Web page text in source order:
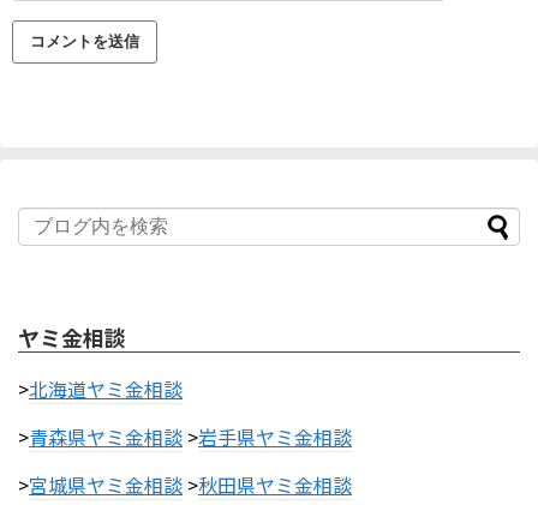
ヤミ金相談
>北海道ヤミ金相談
>青森県ヤミ金相談 >岩手県ヤミ金相談
>宮城県ヤミ金相談 >秋田県ヤミ金相談